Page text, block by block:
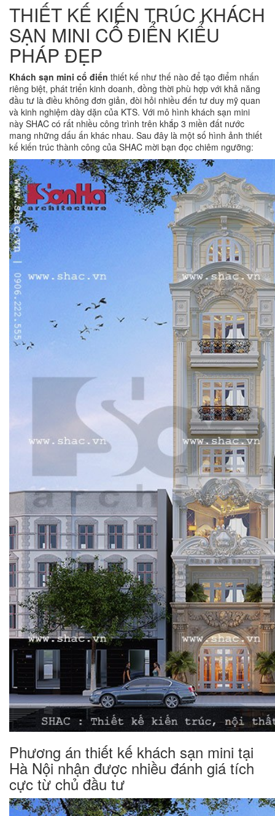
THIẾT KẾ KIẾN TRÚC KHÁCH
SẠN MINI CỔ ĐIỂN KIỂU
PHÁP ĐẸP
Khách sạn mini cổ điển thiết kế như thế nào để tạo điểm nhấn
riêng biệt, phát triển kinh doanh, đồng thời phù hợp với khả năng
đầu tư là điều không đơn giản, đòi hỏi nhiều đến tư duy mỹ quan
và kinh nghiệm dày dặn của KTS. Với mô hình khách sạn mini
này SHAC có rất nhiều công trình trên khắp 3 miền đất nước
mang những dấu ấn khác nhau. Sau đây là một số hình ảnh thiết
kế kiến trúc thành công của SHAC mời bạn đọc chiêm ngưỡng:
Phương án thiết kế khách sạn mini tại
Hà Nội nhận được nhiều đánh giá tích
cực từ chủ đầu tư